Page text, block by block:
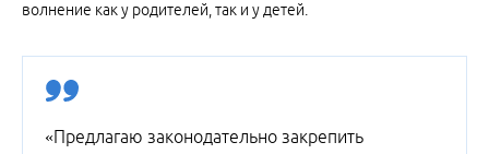
волнение как у родителей, так и у детей.
«Предлагаю законодательно закрепить